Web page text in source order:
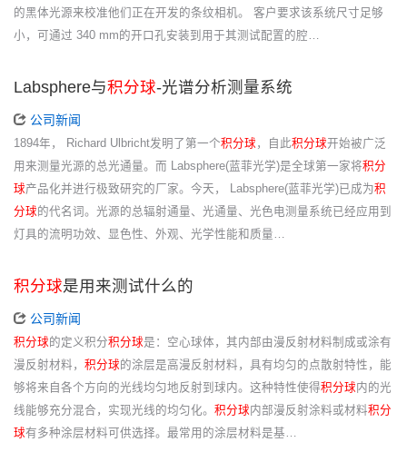
的黑体光源来校准他们正在开发的条纹相机。 客户要求该系统尺寸足够
小，可通过 340 mm的开口孔安装到用于其测试配置的腔…
Labsphere与积分球-光谱分析测量系统
公司新闻
1894年， Richard Ulbricht发明了第一个积分球 ，自此积分球开始被广泛
用来测量光源的总光通量。而 Labsphere(蓝菲光学)是全球第一家将积分
球产品化并进行极致研究的厂家。今天， Labsphere(蓝菲光学)已成为积
分球 的代名词。光源的总辐射通量、光通量、光色电测量系统已经应用到
灯具的流明功效、显色性、外观、光学性能和质量…
积分球是用来测试什么的
公司新闻
积分球 的定义积分积分球是：空心球体，其内部由漫反射材料制成或涂有
漫反射材料， 积分球 的涂层是高漫反射材料，具有均匀的点散射特性，能
够将来自各个方向的光线均匀地反射到球内。这种特性使得积分球 内的光
线能够充分混合，实现光线的均匀化。 积分球 内部漫反射涂料或材料积分
球有多种涂层材料可供选择。最常用的涂层材料是基…